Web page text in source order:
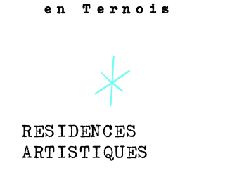
en Ternois
RESIDENCES
ARTISTIQUES